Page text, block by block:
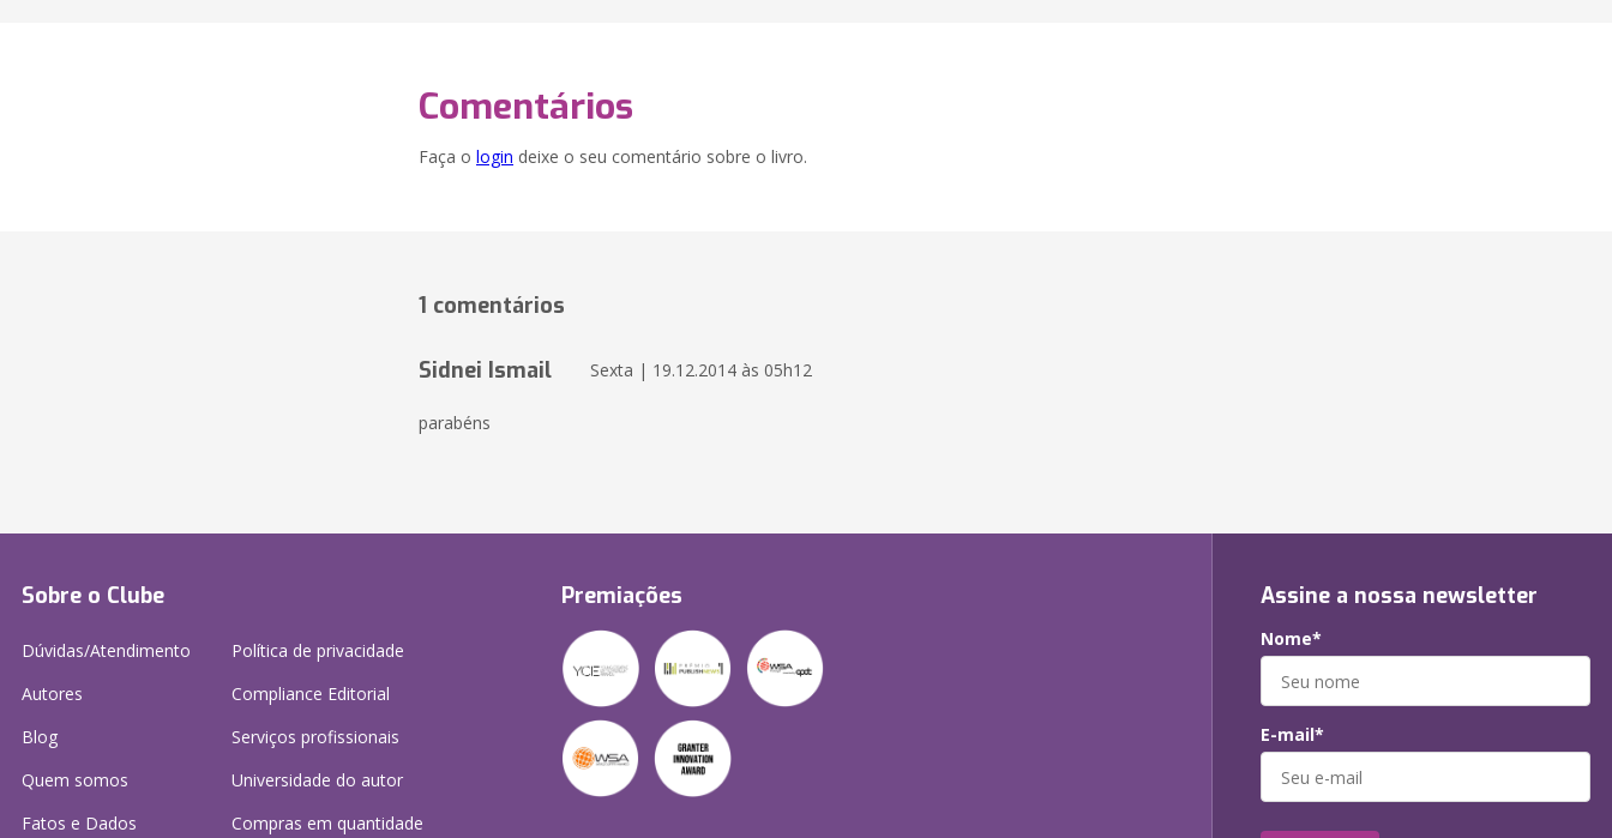
Comentários
Faça o login deixe o seu comentário sobre o livro.
1 comentários
Sidnei Ismail Sexta | 19.12.2014 às 05h12
parabéns
Sobre o Clube
Dúvidas/Atendimento
Autores
Blog
Quem somos
Fatos e Dados
Política de privacidade
Compliance Editorial
Serviços profissionais
Universidade do autor
Compras em quantidade
Premiações Assine a nossa newsletter
Nome*
E-mail*